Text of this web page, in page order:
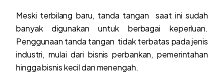
Meski terbilang baru, tanda tangan saat ini sudah
banyak digunakan untuk berbagai keperluan.
Penggunaan tanda tangan tidak terbatas pada jenis
industri, mulai dari bisnis perbankan, pemerintahan
hingga bisnis kecil dan menengah.